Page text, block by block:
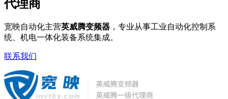
代理商
宽映自动化主营英威腾变频器 ，专业从事工业自动化控制系
统、机电一体化装备系统集成。
联系我们